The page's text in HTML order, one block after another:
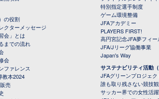
の役割
クターメッセージ
会」とは
までの流れ
会
ファレンス
教本2024
売
特別指定選手制度
ゲーム環境整備
JFAアカデミー
PLAYERS FIRST!
高円宮記念JFA夢フィー
JFA/Jリーグ協働事業
Japan's Way
サステナビリティ活動
JFAグリーンプロジェク
誰も取り残さない競技
サッカー界での女性活